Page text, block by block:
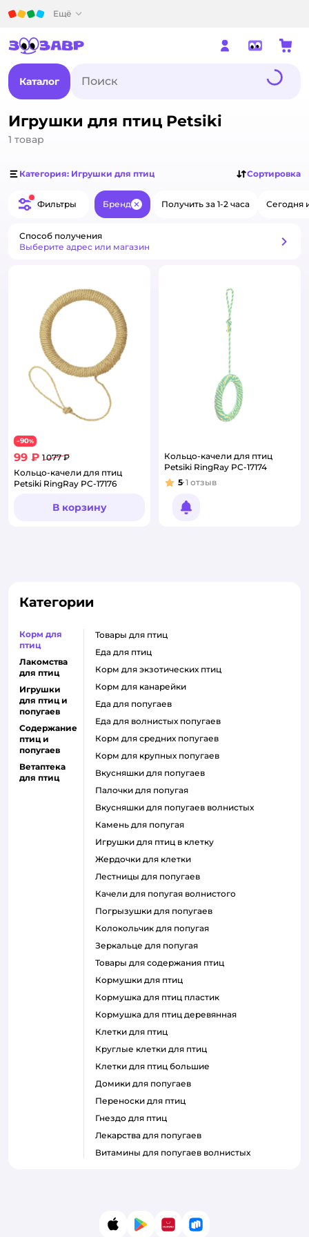
Ещё
Каталог
Игрушки для птиц Petsiki
1 товар
Категория: Игрушки для птиц Сортировка
Фильтры Бренд ЗакрытьПолучить за 1-2 часа Сегодня
Способ получения
Выберите адрес или магазин
−90%
99 ₽ 1 077 ₽
Кольцо-качели для птиц
Petsiki RingRay PC-17176
В корзину
Кольцо-качели для птиц
Petsiki RingRay PC-17174
Рейтинг:
5 1 отзыв
Уведомить о появлении
Категории
Корм для
птиц
Лакомства
для птиц
Игрушки
для птиц и
попугаев
Содержание
птиц и
попугаев
Ветаптека
для птиц
товары для птиц
еда для птиц
корм для экзотических птиц
корм для канарейки
еда для попугаев
еда для волнистых попугаев
корм для средних попугаев
корм для крупных попугаев
вкусняшки для попугаев
палочки для попугая
вкусняшки для попугаев волнистых
камень для попугая
игрушки для птиц в клетку
жердочки для клетки
лестницы для попугаев
качели для попугая волнистого
погрызушки для попугаев
колокольчик для попугая
зеркальце для попугая
товары для содержания птиц
кормушки для птиц
кормушка для птиц пластик
кормушка для птиц деревянная
клетки для птиц
круглые клетки для птиц
клетки для птиц большие
домики для попугаев
переноски для птиц
гнездо для птиц
лекарства для попугаев
витамины для попугаев волнистых
App StoreGoogle Play
AppGallery
RuStore